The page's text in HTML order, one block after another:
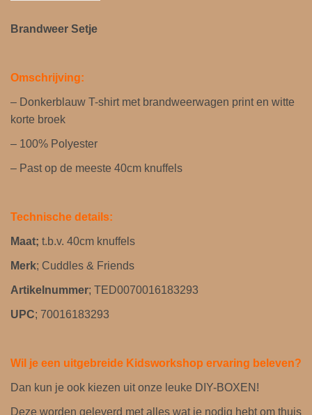
Brandweer Setje
Omschrijving:
– Donkerblauw T-shirt met brandweerwagen print en witte
korte broek
– 100% Polyester
– Past op de meeste 40cm knuffels
Technische details:
Maat; t.b.v. 40cm knuffels
Merk; Cuddles & Friends
Artikelnummer; TED0070016183293
UPC; 70016183293
Wil je een uitgebreide Kidsworkshop ervaring beleven?
Dan kun je ook kiezen uit onze leuke DIY-BOXEN!
Deze worden geleverd met alles wat je nodig hebt om thuis